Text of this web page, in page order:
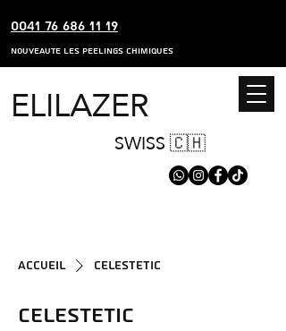
0041 76 686 11 19
nouveaute les peelings chimiques
ELILAZER
SWISS 🇨🇭
Accueil CELESTETIC
CELESTETIC